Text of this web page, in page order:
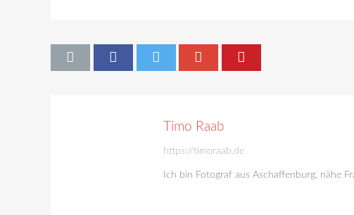
Timo Raab
https://timoraab.de
Ich bin Fotograf aus Aschaffenburg, nähe